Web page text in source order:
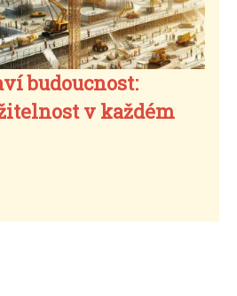
budoucnost:
v každém